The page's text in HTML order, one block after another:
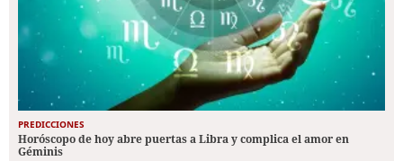
PREDICCIONES
Horóscopo de hoy abre puertas a Libra y complica el amor en
Géminis